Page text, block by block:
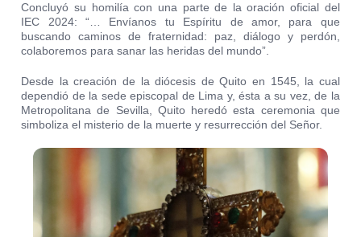
Concluyó su homilía con una parte de la oración oficial del
IEC 2024: “… Envíanos tu Espíritu de amor, para que
buscando caminos de fraternidad: paz, diálogo y perdón,
colaboremos para sanar las heridas del mundo”.
Desde la creación de la diócesis de Quito en 1545, la cual
dependió de la sede episcopal de Lima y, ésta a su vez, de la
Metropolitana de Sevilla, Quito heredó esta ceremonia que
simboliza el misterio de la muerte y resurrección del Señor.